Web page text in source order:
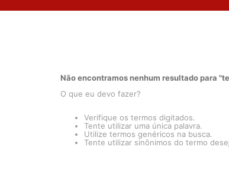
Não encontramos nenhum resultado para "
O que eu devo fazer?
Verifique os termos digitados.
Tente utilizar uma única palavra.
Utilize termos genéricos na busca.
Tente utilizar sinônimos do termo